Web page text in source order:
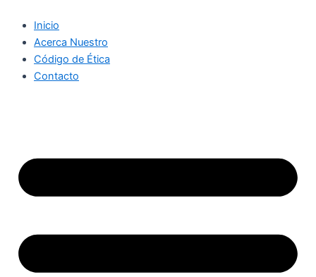
Inicio
Acerca Nuestro
Código de Ética
Contacto